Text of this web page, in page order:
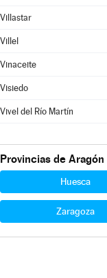
Villastar
Villel
Vinaceite
Visiedo
Vivel del Río Martín
Provincias de Aragón
Huesca
Zaragoza